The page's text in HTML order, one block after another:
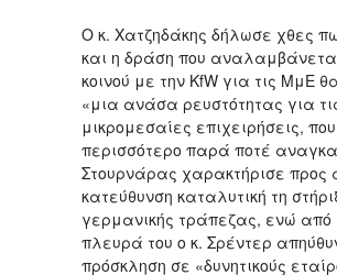
Ο κ. Χατζηδάκης δήλωσε χθες
και η δράση που
κοινού με την KfW για τις ΜμΕ
«μια ανάσα ρευστότητας για
μικρομεσαίες επιχειρήσεις,
περισσότερο παρά ποτέ
Στουρνάρας χαρακτήρισε προς
κατεύθυνση καταλυτική τη
γερμανικής τράπεζας, ενώ από
πλευρά του ο κ. Σρέντερ
πρόσκληση σε «δυνητικούς